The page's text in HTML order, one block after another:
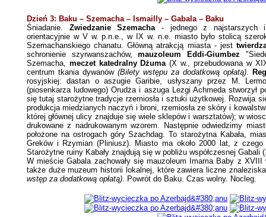
Dzień 3: Baku – Szemacha – Ismailly – Gabala – Baku
Śniadanie. Zwiedzanie Szemacha- jednego z najstarszych i
orientacyjnie w V w. p.n.e., w IX w. n.e. miasto było stolicą
Szemachanskiego chanatu. Główną atrakcją miasta - jest
schronienie szyrwanszachów,mauzoleum Eddi-Giumbez
Szemacha, meczet katedralny Dżuma(X w., przebudowana w
centrum tkania dywanów (Bilety wstępu za dodatkową opłatą).
rosyjskiej: dastan o aszugie Garibie, usłyszany przez M.
(piosenkarza ludowego) Orudża i aszuga Lezgi Achmeda stworzył
się tutaj starożytne tradycje rzemiosła i sztuki użytkowej. Rozwija
produkcja miedzianych naczyń i broni, rzemiosła ze skóry i
której głównej ulicy znajduje się wiele sklepów i warsztatów); w
drukowane z nadrukowanym wzorem. Następnie odwiedzimy
położone na ostrogach góry Szachdag. To starożytna Kabała,
Greków i Rzymian (Pliniusz). Miasto ma około 2000 lat, z
Starożytne ruiny Kabały znajdują się w pobliżu współczesnej
W mieście Gabala zachowały się mauzoleum Imama Baby z
także duże muzeum historii lokalnej, które zawiera liczne
wstęp za dodatkową opłatą). Powrót do Baku. Czas wolny. Nocleg.